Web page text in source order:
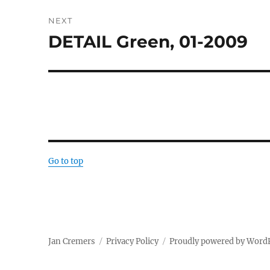
NEXT
Next
DETAIL Green, 01-2009
Go to top
Jan Cremers Privacy Policy Proudly powered by